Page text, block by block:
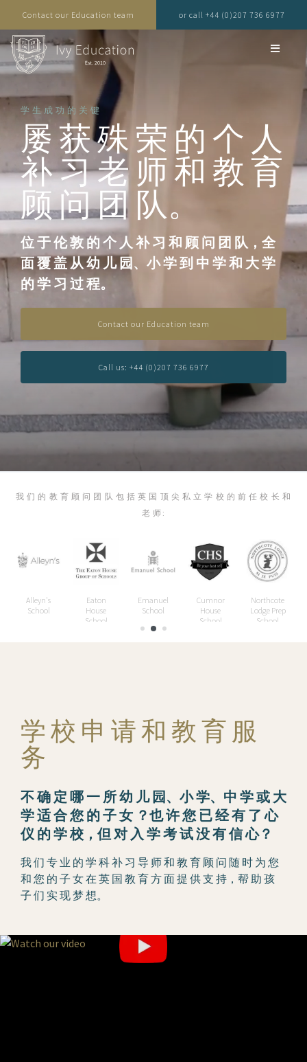
Contact our Education team or call +44 (0)207 736 6977
学生成功的关键
屡 获 殊 荣 的 个 人
补 习 老 师 和 教 育
顾 问 团 队。
位 于 伦 敦 的 个 人 补 习 和 顾 问 团 队，全
面 覆 盖 从 幼 儿 园、小 学 到 中 学 和 大 学
的 学 习 过 程。
Contact our Education team
Call us: +44 (0)207 736 6977
我 们 的 教 育 顾 问 团 队 包 括 英 国 顶 尖 私 立 学 校 的 前 任 校 长 和
老 师:
Millfield
School
Northcote
Lodge Prep
Norland
Place
School
Orchard
House
North
Bridge
House
学 校 申 请 和 教 育 服
务
不 确 定 哪 一 所 幼 儿 园、小 学、中 学 或 大
学 适 合 您 的 子 女 ？也 许 您 已 经 有 了 心
仪 的 学 校，但 对 入 学 考 试 没 有 信 心？
我 们 专 业 的 学 科 补 习 导 师 和 教 育 顾 问 随 时 为 您
和 您 的 子 女 在 英 国 教 育 方 面 提 供 支 持，帮 助 孩
子 们 实 现 梦 想。